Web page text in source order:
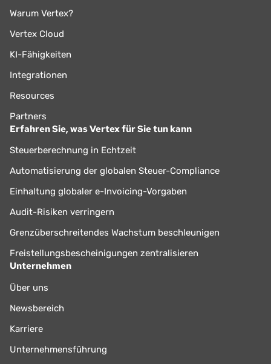
Warum Vertex?
Vertex Cloud
KI-Fähigkeiten
Integrationen
Resources
Partners
Erfahren Sie, was Vertex für Sie tun kann
Steuerberechnung in Echtzeit
Automatisierung der globalen Steuer-Compliance
Einhaltung globaler e-Invoicing-Vorgaben
Audit-Risiken verringern
Grenzüberschreitendes Wachstum beschleunigen
Freistellungsbescheinigungen zentralisieren
Unternehmen
Über uns
Newsbereich
Karriere
Unternehmensführung